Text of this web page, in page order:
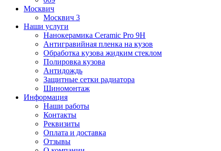
Москвич
Москвич 3
Наши услуги
Нанокерамика Ceramic Pro 9H
Антигравийная пленка на кузов
Обработка кузова жидким стеклом
Полировка кузова
Антидождь
Защитные сетки радиатора
Шиномонтаж
Информация
Наши работы
Контакты
Реквизиты
Оплата и доставка
Отзывы